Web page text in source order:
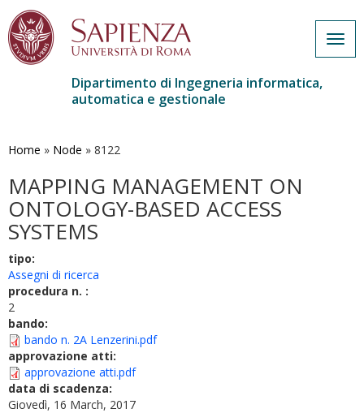
contenuto
Dipartimento di Ingegneria informatica,
automatica e gestionale
Home » Node » 8122
MAPPING MANAGEMENT ON
ONTOLOGY-BASED ACCESS
SYSTEMS
tipo:
Assegni di ricerca
procedura n. :
2
bando:
bando n. 2A Lenzerini.pdf
approvazione atti:
approvazione atti.pdf
data di scadenza:
Giovedì, 16 March, 2017